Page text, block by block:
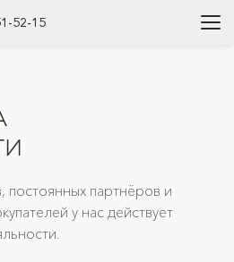
52-15
постоянных партнёров и
у нас действует